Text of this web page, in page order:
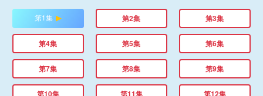
第1集 第2集 第3集
第4集 第5集 第6集
第7集 第8集 第9集
第10集 第11集 第12集